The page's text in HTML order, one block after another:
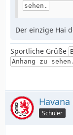
sehen.
Der einzige Hai
Sportliche Grüße
Anhang zu sehen.
Schüler